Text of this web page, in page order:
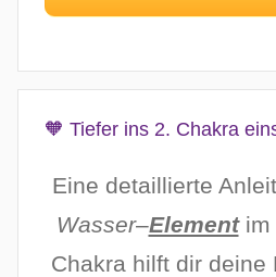
🧡 Tiefer ins 2. Chakra
Eine detaillierte
Wasser–Elementim
Chakra hilft dir deine